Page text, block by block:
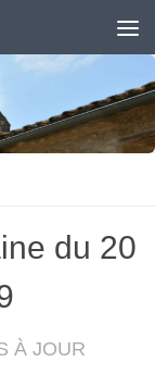
du 20
À JOUR